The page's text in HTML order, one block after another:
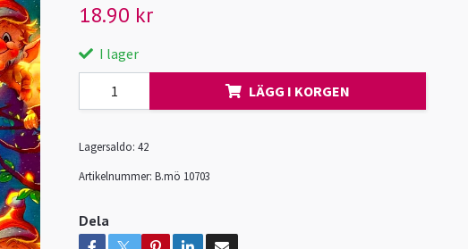
18.90 kr
I lager
LÄGG I KORGEN
Lagersaldo: 42
Artikelnummer: B.mö 10703
Dela